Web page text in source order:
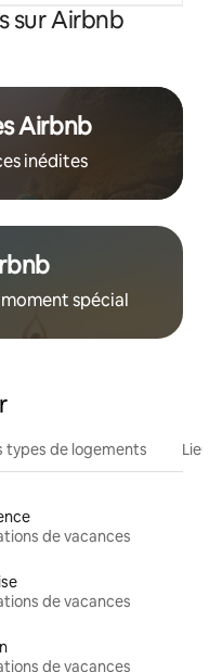
sur Airbnb
Airbnb
inédites
spécial
types de logements
de vacances
de vacances
de vacances